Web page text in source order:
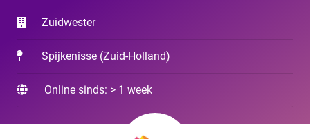
Zuidwester
Spijkenisse (Zuid-Holland)
Online sinds: > 1 week